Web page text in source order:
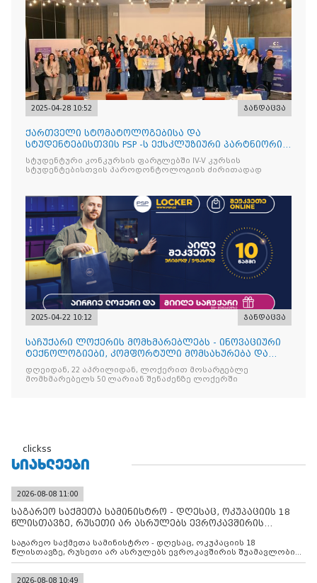
2025-04-28 10:52 ჯანდაცვა
ქართველი სტომატოლოგებისა და
სტუდენტებისთვის PSP -ს ექსკლუზიური პარტნიორის
იტალიური ბრენდის Curasept-
სტუდენტური კონკურსის ფარგლებში IV-V კურსის
სტუდენტებისთვის პაროდონტოლოგიის ძირითადად
2025-04-22 10:12 ჯანდაცვა
საჩუქარი ლოქერის მომხმარებლებს - ინოვაციური
ტექნოლოგიები, კომფორტული მომსახურება და
ყოველთვის სარგებ
დღეიდან, 22 აპრილიდან, ლოქერით მოსარგებლე
მომხმარებელს 50 ლარიან შენაძენზე ლოქერში
clickss
ᲡᲘᲐᲮᲚᲔᲔᲑᲘ
2026-08-08 11:00
საგარეო საქმეთა სამინისტრო - დღესაც, ოკუპაციის 18
წლისთავზე, რუსეთი არ ასრულებს ევროკავშირის
საგარეო საქმეთა სამინისტრო - დღესაც, ოკუპაციის 18
წლისთავზე, რუსეთი არ ასრულებს ევროკავშირის შუამავლობით
დადებულ 2008 წლის 12 აგვისტოს ცეცხლის შეწყვეტის
კონტროლს ოკუპირებულ რეგიონებში, აგრძელებს მათი
2026-08-08 10:49